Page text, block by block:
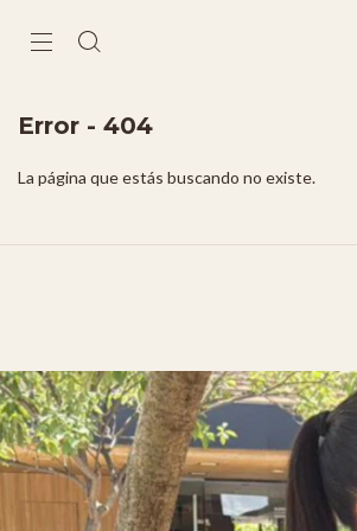
Error - 404
La página que estás buscando no existe.